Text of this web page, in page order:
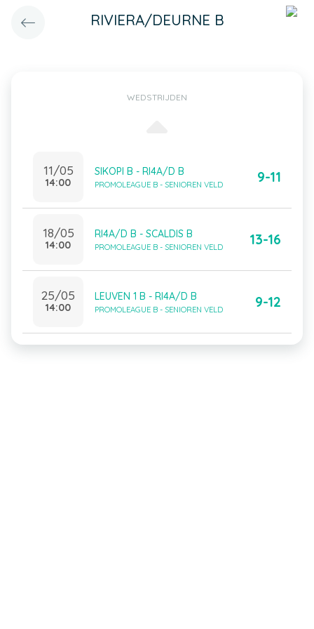
RIVIERA/DEURNE B
WEDSTRIJDEN
11/05
14:00
SIKOPI B - RI4A/D B
PROMOLEAGUE B - SENIOREN VELD 9-11
18/05
14:00
RI4A/D B - SCALDIS B
PROMOLEAGUE B - SENIOREN VELD 13-16
25/05
14:00
LEUVEN 1 B - RI4A/D B
PROMOLEAGUE B - SENIOREN VELD 9-12